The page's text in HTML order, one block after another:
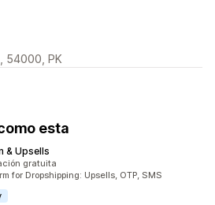
54000, PK
esta
& Upsells
gratuita
for Dropshipping: Upsells, OTP, SMS